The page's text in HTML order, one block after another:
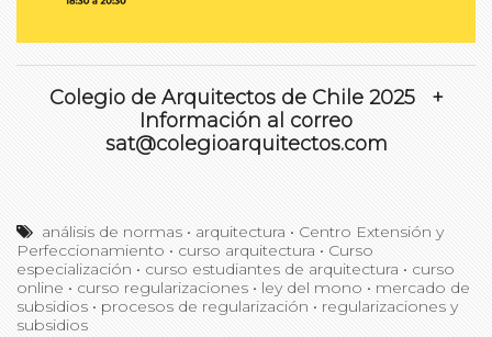
Colegio de Arquitectos de Chile 2025 +
Información al correo
sat@colegioarquitectos.com
análisis de normas • arquitectura • Centro Extensión y
Perfeccionamiento • curso arquitectura • Curso
especialización • curso estudiantes de arquitectura • curso
online • curso regularizaciones • ley del mono • mercado de
subsidios • procesos de regularización • regularizaciones y
subsidios